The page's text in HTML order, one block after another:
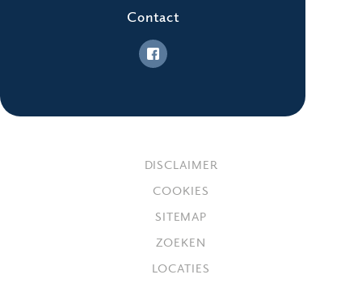
Contact
DISCLAIMER
COOKIES
SITEMAP
ZOEKEN
LOCATIES